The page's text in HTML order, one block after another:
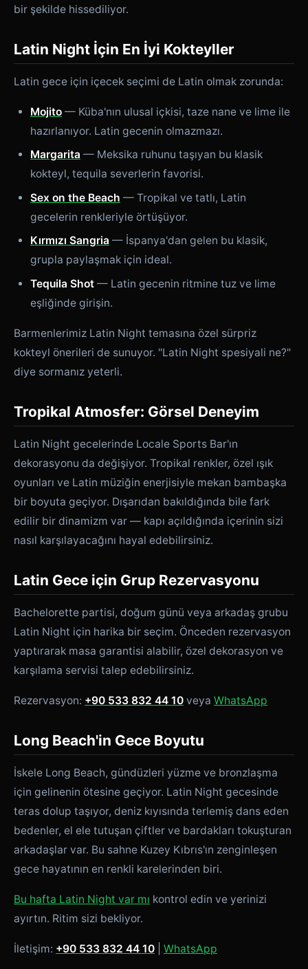
bir şekilde hissediliyor.
Latin Night İçin En İyi Kokteyller
Latin gece için içecek seçimi de Latin olmak zorunda:
Mojito — Küba'nın ulusal içkisi, taze nane ve lime ile
hazırlanıyor. Latin gecenin olmazmazı.
Margarita — Meksika ruhunu taşıyan bu klasik
kokteyl, tequila severlerin favorisi.
Sex on the Beach — Tropikal ve tatlı, Latin
gecelerin renkleriyle örtüşüyor.
Kırmızı Sangria — İspanya'dan gelen bu klasik,
grupla paylaşmak için ideal.
Tequila Shot — Latin gecenin ritmine tuz ve lime
eşliğinde girişin.
Barmenlerimiz Latin Night temasına özel sürpriz
kokteyl önerileri de sunuyor. "Latin Night spesiyali ne?"
diye sormanız yeterli.
Tropikal Atmosfer: Görsel Deneyim
Latin Night gecelerinde Locale Sports Bar'ın
dekorasyonu da değişiyor. Tropikal renkler, özel ışık
oyunları ve Latin müziğin enerjisiyle mekan bambaşka
bir boyuta geçiyor. Dışarıdan bakıldığında bile fark
edilir bir dinamizm var — kapı açıldığında içerinin sizi
nasıl karşılayacağını hayal edebilirsiniz.
Latin Gece için Grup Rezervasyonu
Bachelorette partisi, doğum günü veya arkadaş grubu
Latin Night için harika bir seçim. Önceden rezervasyon
yaptırarak masa garantisi alabilir, özel dekorasyon ve
karşılama servisi talep edebilirsiniz.
Rezervasyon: +90 533 832 44 10 veya WhatsApp
Long Beach'in Gece Boyutu
İskele Long Beach, gündüzleri yüzme ve bronzlaşma
için gelinenin ötesine geçiyor. Latin Night gecesinde
teras dolup taşıyor, deniz kıyısında terlemiş dans eden
bedenler, el ele tutuşan çiftler ve bardakları tokuşturan
arkadaşlar var. Bu sahne Kuzey Kıbrıs'ın zenginleşen
gece hayatının en renkli karelerinden biri.
Bu hafta Latin Night var mı kontrol edin ve yerinizi
ayırtın. Ritim sizi bekliyor.
İletişim: +90 533 832 44 10 WhatsApp